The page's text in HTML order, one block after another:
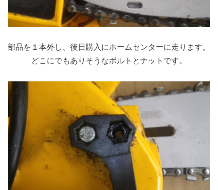
部品を１本外し、後日購入にホームセンターに走ります。
どこにでもありそうなボルトとナットです。